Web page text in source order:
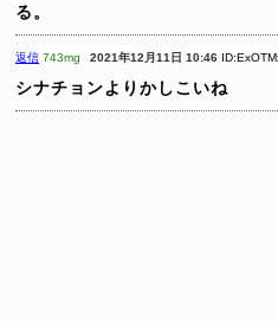
る。
返信 743mg 2021年12月11日 10:46
シナチョンよりかしこいね